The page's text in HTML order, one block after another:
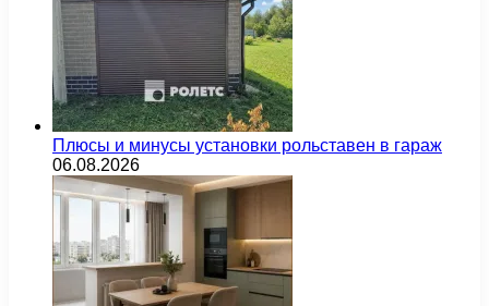
Плюсы и минусы установки рольставен в гараж
06.08.2026